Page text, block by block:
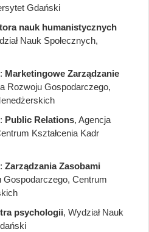
Gdański
nauk humanistycznych
Nauk Społecznych,
Marketingowe Zarządzanie
Rozwoju Gospodarczego,
Public Relations, Agencja
Kształcenia Kadr
Zarządzania Zasobami
Centrum
psychologii, Wydział Nauk